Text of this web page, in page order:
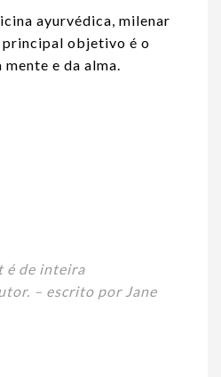
ayurvédica, milenar
principal objetivo é o
e da alma.
é de inteira
– escrito por Jane